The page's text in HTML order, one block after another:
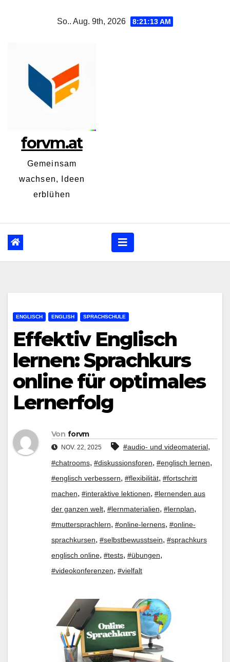
So.. Aug. 9th, 2026 8:21:14 AM
forvm.at
Gemeinsam
wachsen, Ideen
erblühen
ENGLISCH ENGLISH SPRACHSCHULE
Effektiv Englisch
lernen: Sprachkurs
online für optimales
Lernerfolg
Von forvm
NOV. 22, 2025 #audio- und videomaterial,
#chatrooms, #diskussionsforen, #englisch lernen,
#englisch verbessern, #flexibilität, #fortschritt
machen, #interaktive lektionen, #lernenden aus
der ganzen welt, #lernmaterialien, #lernplan,
#muttersprachlern, #online-lernens, #online-
sprachkursen, #selbstbewusstsein, #sprachkurs
englisch online, #tests, #übungen,
#videokonferenzen, #vielfalt